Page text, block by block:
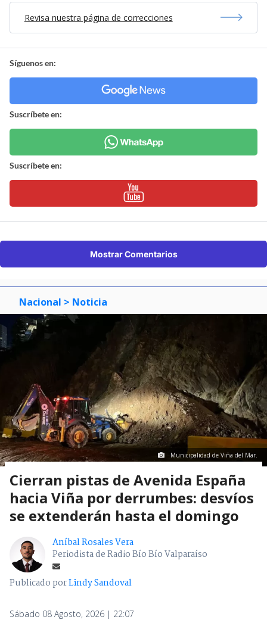
Revisa nuestra página de correcciones
Síguenos en:
Suscríbete en:
Suscríbete en:
Mostrar Comentarios
Nacional > Noticia
Municipalidad de Viña del Mar.
Cierran pistas de Avenida España
hacia Viña por derrumbes: desvíos
se extenderán hasta el domingo
Aníbal Rosales Vera
Periodista de Radio Bío Bío Valparaíso
Publicado porLindy Sandoval
Sábado 08 Agosto, 2026 | 22:07